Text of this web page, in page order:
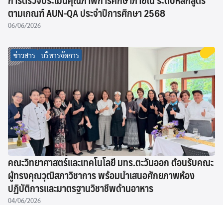
ตามเกณฑ์ AUN-QA ประจำปีการศึกษา 2568
06/06/2026
ข่าวสาร บริหารจัดการ
คณะวิทยาศาสตร์และเทคโนโลยี มทร.ตะวันออก ต้อนรับคณะ
ผู้ทรงคุณวุฒิสภาวิชาการ พร้อมนำเสนอศักยภาพห้อง
ปฏิบัติการและมาตรฐานวิชาชีพด้านอาหาร
04/06/2026